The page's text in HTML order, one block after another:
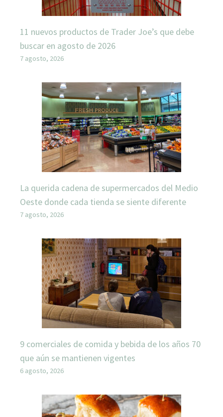
11 nuevos productos de Trader Joe’s que debe
buscar en agosto de 2026
7 agosto, 2026
La querida cadena de supermercados del Medio
Oeste donde cada tienda se siente diferente
7 agosto, 2026
9 comerciales de comida y bebida de los años 70
que aún se mantienen vigentes
6 agosto, 2026